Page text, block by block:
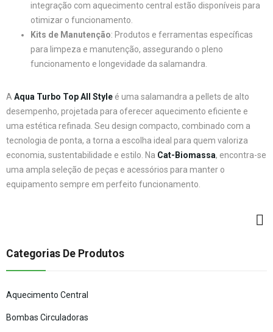
integração com aquecimento central estão disponíveis para
otimizar o funcionamento.
Kits de Manutenção: Produtos e ferramentas específicas
para limpeza e manutenção, assegurando o pleno
funcionamento e longevidade da salamandra.
AAqua Turbo Top All Style é uma salamandra a pellets de alto
desempenho, projetada para oferecer aquecimento eficiente e
uma estética refinada. Seu design compacto, combinado com a
tecnologia de ponta, a torna a escolha ideal para quem valoriza
economia, sustentabilidade e estilo. Na Cat-Biomassa, encontra-se
uma ampla seleção de peças e acessórios para manter o
equipamento sempre em perfeito funcionamento.
Categorias De Produtos
Aquecimento Central
Bombas Circuladoras